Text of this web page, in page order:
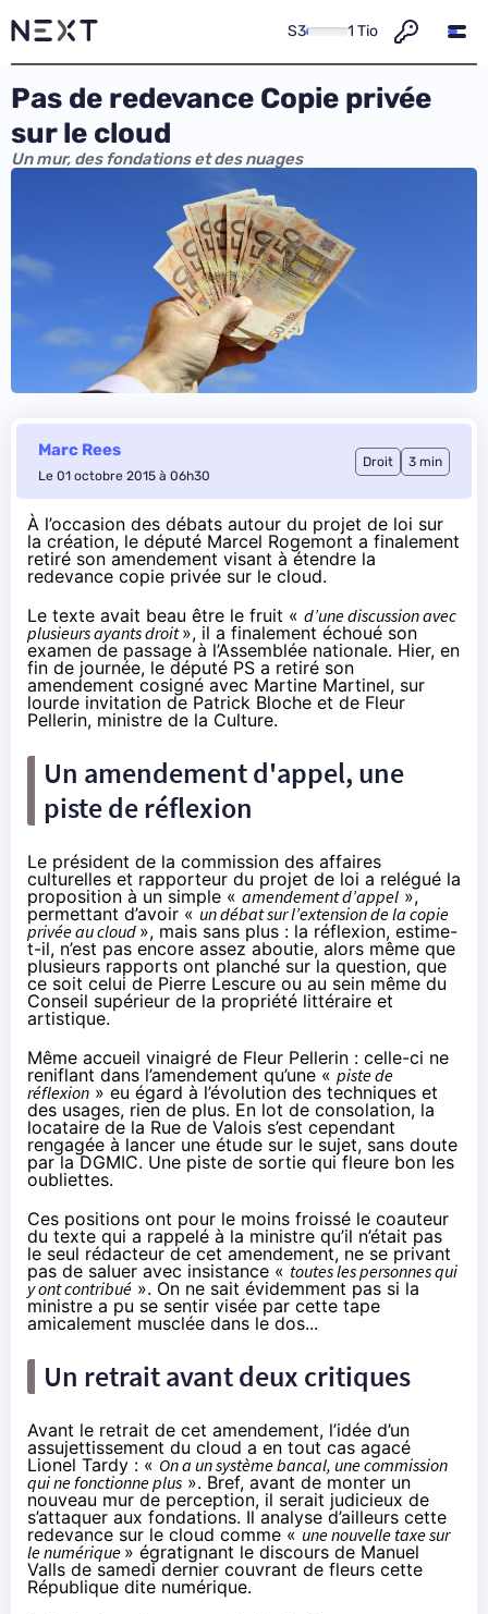
S3 1 Tio
Pas de redevance Copie privée
sur le cloud
Un mur, des fondations et des nuages
Marc Rees
Le 01 octobre 2015 à 06h30
Droit 3 min
À l’occasion des débats autour du projet de loi sur
la création, le député Marcel Rogemont a finalement
retiré son amendement visant à étendre la
redevance copie privée sur le cloud.
Le texte avait beau être le fruit « d’une discussion avec
plusieurs ayants droit», il a finalement échoué son
examen de passage à l’Assemblée nationale. Hier, en
fin de journée, le député PS a retiré son
amendement cosigné avec Martine Martinel, sur
lourde invitation de Patrick Bloche et de Fleur
Pellerin, ministre de la Culture.
Un amendement d'appel, une
piste de réflexion
Le président de la commission des affaires
culturelles et rapporteur du projet de loi a relégué la
proposition à un simple « amendement d’appel »,
permettant d’avoir «un débat sur l’extension de la copie
privée au cloud », mais sans plus : la réflexion, estime-
t-il, n’est pas encore assez aboutie, alors même que
plusieurs rapports ont planché sur la question, que
ce soit celui de Pierre Lescure ou au sein même du
Conseil supérieur de la propriété littéraire et
artistique.
Même accueil vinaigré de Fleur Pellerin : celle-ci ne
reniflant dans l’amendement qu’une « piste de
réflexion » eu égard à l’évolution des techniques et
des usages, rien de plus. En lot de consolation, la
locataire de la Rue de Valois s’est cependant
rengagée à lancer une étude sur le sujet, sans doute
par la DGMIC. Une piste de sortie qui fleure bon les
oubliettes.
Ces positions ont pour le moins froissé le coauteur
du texte qui a rappelé à la ministre qu’il n’était pas
le seul rédacteur de cet amendement, ne se privant
pas de saluer avec insistance « toutes les personnes qui
y ont contribué ». On ne sait évidemment pas si la
ministre a pu se sentir visée par cette tape
amicalement musclée dans le dos...
Un retrait avant deux critiques
Avant le retrait de cet amendement, l’idée d’un
assujettissement du cloud a en tout cas agacé
Lionel Tardy : « On a un système bancal, une commission
qui ne fonctionne plus ». Bref, avant de monter un
nouveau mur de perception, il serait judicieux de
s’attaquer aux fondations. Il analyse d’ailleurs cette
redevance sur le cloud comme « une nouvelle taxe sur
le numérique » égratignant le discours de Manuel
Valls de samedi dernier couvrant de fleurs cette
République dite numérique.